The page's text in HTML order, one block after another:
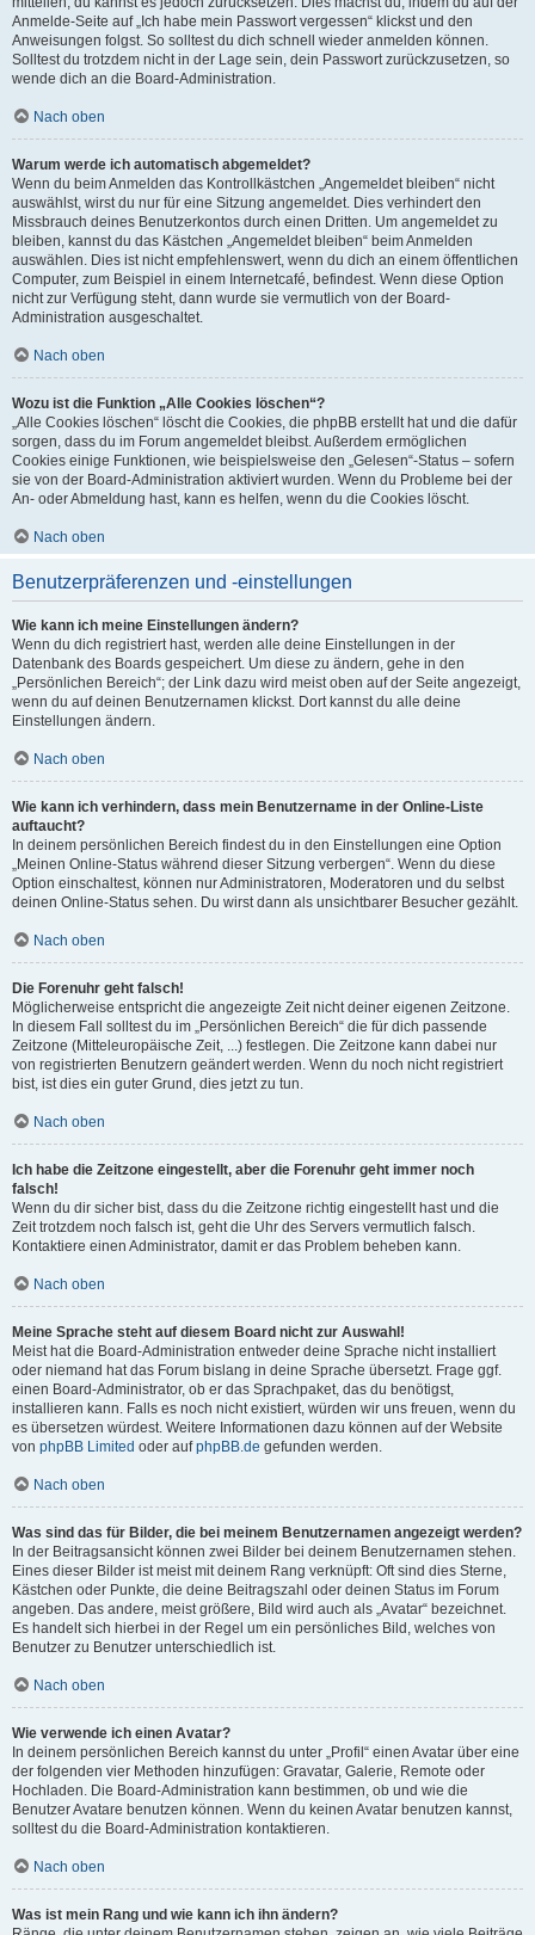
Anmelde-Seite auf „Ich habe mein Passwort vergessen“ klickst und den
Anweisungen folgst. So solltest du dich schnell wieder anmelden können.
Solltest du trotzdem nicht in der Lage sein, dein Passwort zurückzusetzen, so
wende dich an die Board-Administration.
Nach oben
Warum werde ich automatisch abgemeldet?
Wenn du beim Anmelden das Kontrollkästchen „Angemeldet bleiben“ nicht
auswählst, wirst du nur für eine Sitzung angemeldet. Dies verhindert den
Missbrauch deines Benutzerkontos durch einen Dritten. Um angemeldet zu
bleiben, kannst du das Kästchen „Angemeldet bleiben“ beim Anmelden
auswählen. Dies ist nicht empfehlenswert, wenn du dich an einem öffentlichen
Computer, zum Beispiel in einem Internetcafé, befindest. Wenn diese Option
nicht zur Verfügung steht, dann wurde sie vermutlich von der Board-
Administration ausgeschaltet.
Nach oben
Wozu ist die Funktion „Alle Cookies löschen“?
„Alle Cookies löschen“ löscht die Cookies, die phpBB erstellt hat und die dafür
sorgen, dass du im Forum angemeldet bleibst. Außerdem ermöglichen
Cookies einige Funktionen, wie beispielsweise den „Gelesen“-Status – sofern
sie von der Board-Administration aktiviert wurden. Wenn du Probleme bei der
An- oder Abmeldung hast, kann es helfen, wenn du die Cookies löscht.
Nach oben
Benutzerpräferenzen und -einstellungen
Wie kann ich meine Einstellungen ändern?
Wenn du dich registriert hast, werden alle deine Einstellungen in der
Datenbank des Boards gespeichert. Um diese zu ändern, gehe in den
„Persönlichen Bereich“; der Link dazu wird meist oben auf der Seite angezeigt,
wenn du auf deinen Benutzernamen klickst. Dort kannst du alle deine
Einstellungen ändern.
Nach oben
Wie kann ich verhindern, dass mein Benutzername in der Online-Liste
auftaucht?
In deinem persönlichen Bereich findest du in den Einstellungen eine Option
„Meinen Online-Status während dieser Sitzung verbergen“. Wenn du diese
Option einschaltest, können nur Administratoren, Moderatoren und du selbst
deinen Online-Status sehen. Du wirst dann als unsichtbarer Besucher gezählt.
Nach oben
Die Forenuhr geht falsch!
Möglicherweise entspricht die angezeigte Zeit nicht deiner eigenen Zeitzone.
In diesem Fall solltest du im „Persönlichen Bereich“ die für dich passende
Zeitzone (Mitteleuropäische Zeit, ...) festlegen. Die Zeitzone kann dabei nur
von registrierten Benutzern geändert werden. Wenn du noch nicht registriert
bist, ist dies ein guter Grund, dies jetzt zu tun.
Nach oben
Ich habe die Zeitzone eingestellt, aber die Forenuhr geht immer noch
falsch!
Wenn du dir sicher bist, dass du die Zeitzone richtig eingestellt hast und die
Zeit trotzdem noch falsch ist, geht die Uhr des Servers vermutlich falsch.
Kontaktiere einen Administrator, damit er das Problem beheben kann.
Nach oben
Meine Sprache steht auf diesem Board nicht zur Auswahl!
Meist hat die Board-Administration entweder deine Sprache nicht installiert
oder niemand hat das Forum bislang in deine Sprache übersetzt. Frage ggf.
einen Board-Administrator, ob er das Sprachpaket, das du benötigst,
installieren kann. Falls es noch nicht existiert, würden wir uns freuen, wenn du
es übersetzen würdest. Weitere Informationen dazu können auf der Website
von phpBB Limited oder aufphpBB.de gefunden werden.
Nach oben
Was sind das für Bilder, die bei meinem Benutzernamen angezeigt werden?
In der Beitragsansicht können zwei Bilder bei deinem Benutzernamen stehen.
Eines dieser Bilder ist meist mit deinem Rang verknüpft: Oft sind dies Sterne,
Kästchen oder Punkte, die deine Beitragszahl oder deinen Status im Forum
angeben. Das andere, meist größere, Bild wird auch als „Avatar“ bezeichnet.
Es handelt sich hierbei in der Regel um ein persönliches Bild, welches von
Benutzer zu Benutzer unterschiedlich ist.
Nach oben
Wie verwende ich einen Avatar?
In deinem persönlichen Bereich kannst du unter „Profil“ einen Avatar über eine
der folgenden vier Methoden hinzufügen: Gravatar, Galerie, Remote oder
Hochladen. Die Board-Administration kann bestimmen, ob und wie die
Benutzer Avatare benutzen können. Wenn du keinen Avatar benutzen kannst,
solltest du die Board-Administration kontaktieren.
Nach oben
Was ist mein Rang und wie kann ich ihn ändern?